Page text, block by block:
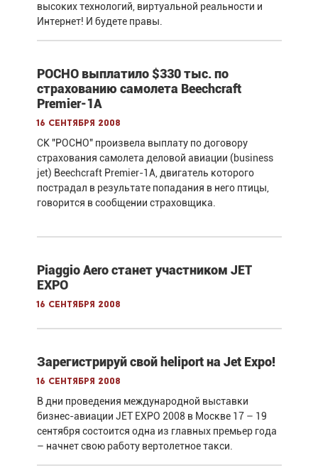
высоких технологий, виртуальной реальности и
Интернет! И будете правы.
РОСНО выплатило $330 тыс. по
страхованию самолета Beechcraft
Premier-1A
16 сентября 2008
СК "РОСНО" произвела выплату по договору
страхования самолета деловой авиации (business
jet) Beechcraft Premier-1A, двигатель которого
пострадал в результате попадания в него птицы,
говорится в сообщении страховщика.
Piaggio Aero станет участником JET
EXPO
16 сентября 2008
Зарегистрируй свой heliport на Jet Expo!
16 сентября 2008
В дни проведения международной выставки
бизнес-авиации JET EXPO 2008 в Москве 17 – 19
сентября состоится одна из главных премьер года
– начнет свою работу вертолетное такси.